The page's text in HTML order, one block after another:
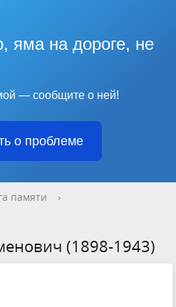
яма на дороге, не
— сообщите о ней!
о проблеме
памяти
›
(1898-1943)